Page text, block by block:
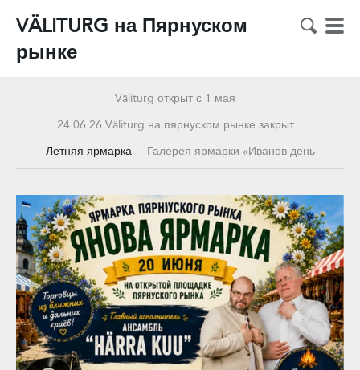
VÄLITURG на Пярнуском
рынке
Väliturg открыт с 1 мая
24.06.26 Väliturg на пярнуском рынке закрыт
Летняя ярмарка
Галерея ярмарки «Иванов день